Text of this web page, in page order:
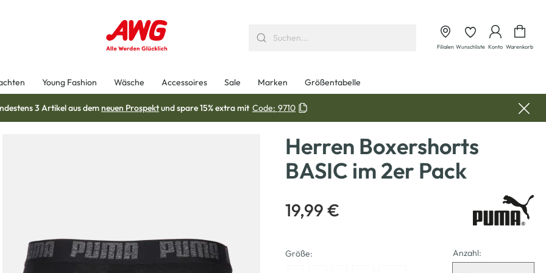
Filialen Wunschliste Konto Warenkorb
Young Fashion Wäsche Accessoires Sale Marken Größentabelle
3 Artikel aus demneuen Prospektund spare 15% extra mit Code: 9710
Herren Boxershorts
BASIC im 2er Pack
19,99 €
Größe: Anzahl: